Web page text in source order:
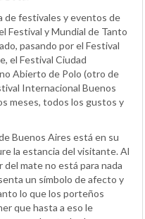
de festivales y eventos de
Festival y Mundial de Tanto
pasando por el Festival
el Festival Ciudad
Abierto de Polo (otro de
Internacional Buenos
meses, todos los gustos y
Buenos Aires está en su
la estancia del visitante. Al
mate no está para nada
un símbolo de afecto y
lo que los porteños
que hasta a eso le